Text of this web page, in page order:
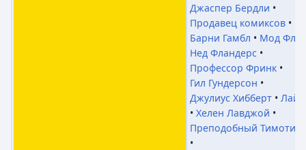
Джаспер Бердли
Продавец комиксов
Барни Гамбл
Мод
Нед Фландерс
Профессор Фринк
Гил Гундерсон
Джулиус Хибберт
Хелен Лавджой
Преподобный Тимоти